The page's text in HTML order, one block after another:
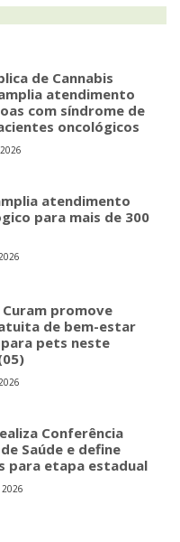
de Cannabis
atendimento
com síndrome de
oncológicos
atendimento
para mais de 300
Curam promove
de bem-estar
para pets neste
Conferência
Saúde e define
para etapa estadual